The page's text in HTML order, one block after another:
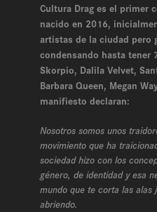
Cultura Drag es el primer
nacido en 2016,
artistas de la ciudad pero
condensando hasta tener
Skorpio, Dalila Velvet,
Barbara Queen, Megan
manifiesto declaran:
Nosotros somos unos
movimiento que ha
sociedad hizo con los
género, de identidad y esa
mundo que te corta las alas
abriendo.